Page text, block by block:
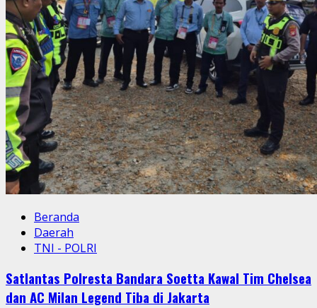
Beranda
Daerah
TNI - POLRI
Satlantas Polresta Bandara Soetta Kawal Tim Chelsea
dan AC Milan Legend Tiba di Jakarta